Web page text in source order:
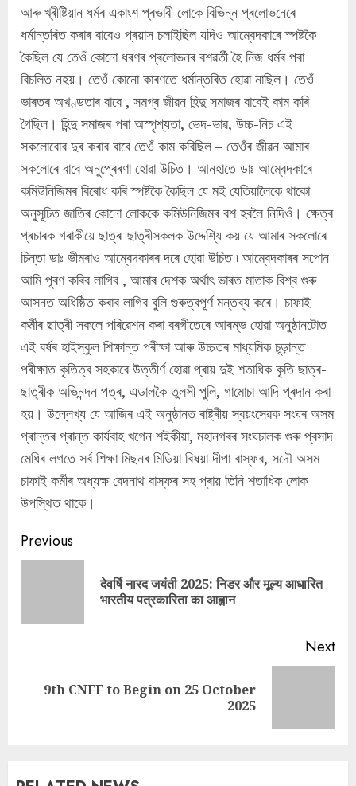
আৰু খ্ৰীষ্টিয়ান ধৰ্মৰ একাংশ প্ৰভাবী লোকে বিভিন্ন প্ৰলোভনেৰে
ধৰ্মান্তৰিত কৰাৰ বাবেও প্ৰয়াস চলাইছিল যদিও আম্বেদকাৰে স্পষ্টকৈ
কৈছিল যে তেওঁ কোনো ধৰণৰ প্ৰলোভনৰ বশৱৰ্তী হৈ নিজ ধৰ্মৰ পৰা
বিচলিত নহয়। তেওঁ কোনো কাৰণতে ধৰ্মান্তৰিত হোৱা নাছিল। তেওঁ
ভাৰতৰ অখণ্ডতাৰ বাবে , সমগ্ৰ জীৱন হিন্দু সমাজৰ বাবেই কাম কৰি
গৈছিল। হিন্দু সমাজৰ পৰা অস্পৃশ্যতা, ভেদ-ভাৱ, উচ্চ-নিচ এই
সকলোবোৰ দুৰ কৰাৰ বাবে তেওঁ কাম কৰিছিল – তেওঁৰ জীৱন আমাৰ
সকলোৰে বাবে অনুপ্ৰেৰণা হোৱা উচিত। আনহাতে ডাঃ আম্বেদকাৰে
কমিউনিজিমৰ বিৰোধ কৰি স্পষ্টকৈ কৈছিল যে মই যেতিয়ালৈকে থাকো
অনুসূচিত জাতিৰ কোনো লোককে কমিউনিজিমৰ বশ হবলৈ নিদিওঁ। ক্ষেত্ৰ
প্ৰচাৰক গৰাকীয়ে ছাত্ৰ-ছাত্ৰীসকলক উদ্দেশ্যি কয় যে আমাৰ সকলোৰে
চিন্তা ডাঃ ভীমৰাও আম্বেদকাৰৰ দৰে হোৱা উচিত ৷ আম্বেদকাৰৰ সপোন
আমি পূৰণ কৰিব লাগিব , আমাৰ দেশক অৰ্থাৎ ভাৰত মাতাক বিশ্ব গুৰু
আসনত অধিষ্ঠিত কৰাব লাগিব বুলি গুৰুত্বপূৰ্ণ মন্তব্য কৰে। চাফাই
কৰ্মীৰ ছাত্ৰী সকলে পৰিৱেশন কৰা বৰগীতেৰে আৰম্ভ হোৱা অনুষ্ঠানটোত
এই বৰ্ষৰ হাইস্কুল শিক্ষান্ত পৰীক্ষা আৰু উচ্চতৰ মাধ্যমিক চূড়ান্ত
পৰীক্ষাত কৃতিত্ব সহকাৰে উত্তীৰ্ণ হোৱা প্ৰায় দুই শতাধিক কৃতি ছাত্ৰ-
ছাত্ৰীক অভিনন্দন পত্ৰ, এডালকৈ তুলসী পুলি, গামোচা আদি প্ৰদান কৰা
হয়। উল্লেখ্য যে আজিৰ এই অনুষ্ঠানত ৰাষ্ট্ৰীয় স্বয়ংসেৱক সংঘৰ অসম
প্ৰান্তৰ প্ৰান্ত কাৰ্যবাহ খগেন শইকীয়া, মহানগৰৰ সংঘচালক গুৰু প্ৰসাদ
মেধিৰ লগতে সৰ্ব শিক্ষা মিছনৰ মিডিয়া বিষয়া দীপা বাস্ফৰ, সদৌ অসম
চাফাই কর্মীৰ অধ্যক্ষ বেদনাথ বাস্ফৰ সহ প্ৰায় তিনি শতাধিক লোক
উপস্থিত থাকে।
Continue
Reading
Previous
देवर्षि नारद जयंती 2025: निडर और मूल्य आधारित
भारतीय पत्रकारिता का आह्वान
Next
Next9th CNFF to Begin on 25 October
2025